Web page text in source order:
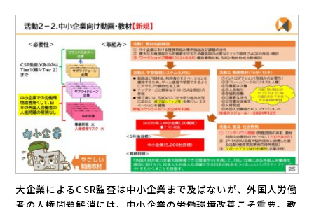
大企業によるCSR監査は中小企業まで及ばないが、外国人労働